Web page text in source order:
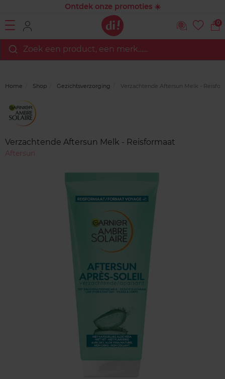
Ontdek onze promoties ☀️
0
Zoek een product, een merk…...
Home Shop Gezichtsverzorging Verzachtende Aftersun Melk -
Verzachtende Aftersun Melk - Reisformaat
Aftersun